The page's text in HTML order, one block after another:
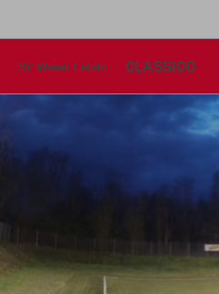
SV Weser Leteln CLASSICO